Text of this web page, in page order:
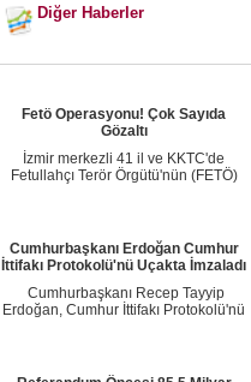
Diğer Haberler
Fetö Operasyonu! Çok Sayıda
Gözaltı
İzmir merkezli 41 il ve KKTC'de
Fetullahçı Terör Örgütü'nün (FETÖ)
Cumhurbaşkanı Erdoğan Cumhur
İttifakı Protokolü'nü Uçakta İmzaladı
Cumhurbaşkanı Recep Tayyip
Erdoğan, Cumhur İttifakı Protokolü'nü